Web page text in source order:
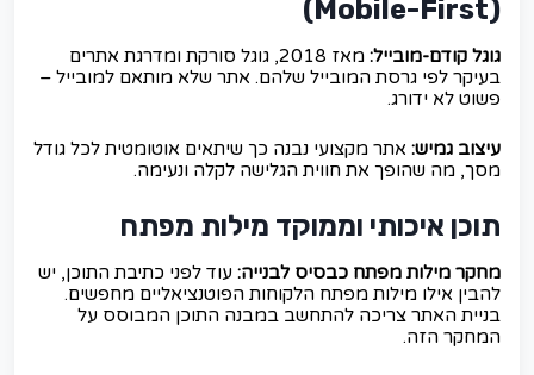
(Mobile-First)
גוגל קודם-מובייל:
מאז 2018, גוגל סורקת ומדרגת אתרים
בעיקר לפי גרסת המובייל שלהם. אתר שלא מותאם למובייל –
פשוט לא ידורג.
עיצוב גמיש: אתר מקצועי נבנה כך שיתאים אוטומטית לכל גודל
מסך, מה שהופך את חווית הגלישה לקלה ונעימה.
תוכן איכותי וממוקד מילות מפתח
מחקר מילות מפתח כבסיס לבנייה: עוד לפני כתיבת התוכן, יש
להבין אילו מילות מפתח הלקוחות הפוטנציאליים מחפשים.
בניית האתר צריכה להתחשב במבנה התוכן המבוסס על
המחקר הזה.